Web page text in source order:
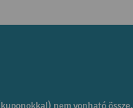
nem vonható össze.